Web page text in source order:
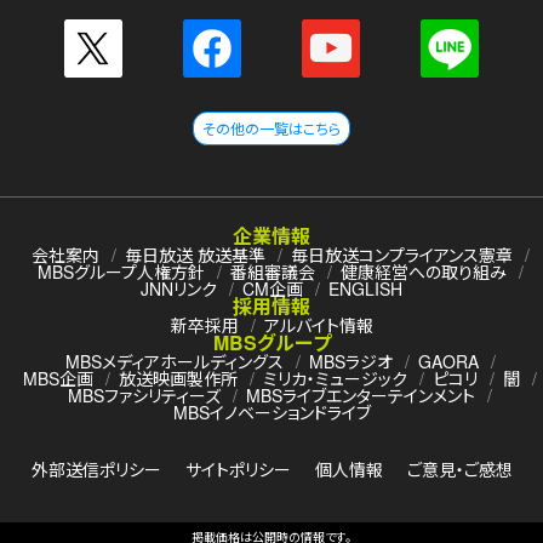
その他の一覧はこちら
企業情報
会社案内 毎日放送 放送基準 毎日放送コンプライアンス憲章
MBSグループ人権方針 番組審議会 健康経営への取り組み
JNNリンク CM企画 ENGLISH
採用情報
新卒採用 アルバイト情報
MBSグループ
MBSメディアホールディングス MBSラジオ GAORA
MBS企画 放送映画製作所 ミリカ・ミュージック ピコリ 闇
MBSファシリティーズ MBSライブエンターテインメント
MBSイノベーションドライブ
外部送信ポリシー サイトポリシー 個人情報 ご意見・ご感想
掲載価格は公開時の情報です。